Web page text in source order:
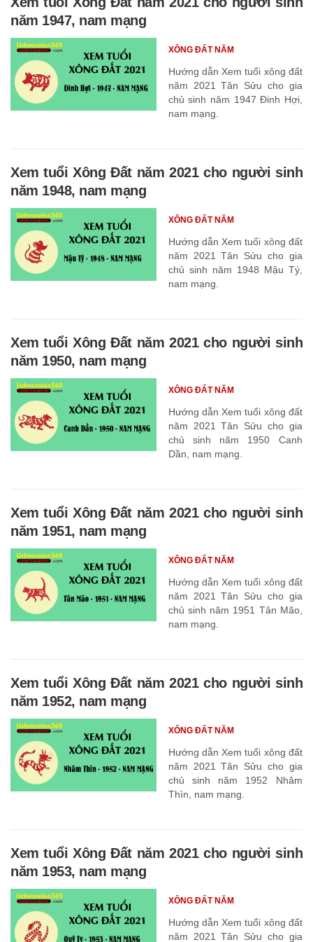
năm 1947, nam mạng
Hướng dẫn Xem tuổi xông đất
năm 2021 Tân Sửu cho gia
chủ sinh năm 1947 Đinh Hợi,
nam mạng.
XÔNG ĐẤT NĂM
Xem tuổi Xông Đất năm 2021 cho người sinh
năm 1948, nam mạng
Hướng dẫn Xem tuổi xông đất
năm 2021 Tân Sửu cho gia
chủ sinh năm 1948 Mậu Tý,
nam mạng.
XÔNG ĐẤT NĂM
Xem tuổi Xông Đất năm 2021 cho người sinh
năm 1950, nam mạng
Hướng dẫn Xem tuổi xông đất
năm 2021 Tân Sửu cho gia
chủ sinh năm 1950 Canh
Dần, nam mạng.
XÔNG ĐẤT NĂM
Xem tuổi Xông Đất năm 2021 cho người sinh
năm 1951, nam mạng
Hướng dẫn Xem tuổi xông đất
năm 2021 Tân Sửu cho gia
chủ sinh năm 1951 Tân Mão,
nam mạng.
XÔNG ĐẤT NĂM
Xem tuổi Xông Đất năm 2021 cho người sinh
năm 1952, nam mạng
Hướng dẫn Xem tuổi xông đất
năm 2021 Tân Sửu cho gia
chủ sinh năm 1952 Nhâm
Thìn, nam mạng.
XÔNG ĐẤT NĂM
Xem tuổi Xông Đất năm 2021 cho người sinh
năm 1953, nam mạng
Hướng dẫn Xem tuổi xông đất
năm 2021 Tân Sửu cho gia
XÔNG ĐẤT NĂM